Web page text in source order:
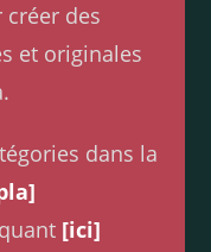
des
et originales
dans la
[ici]